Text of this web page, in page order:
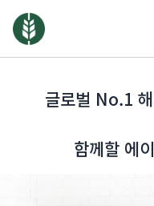
글로벌 No.1
함께할 에